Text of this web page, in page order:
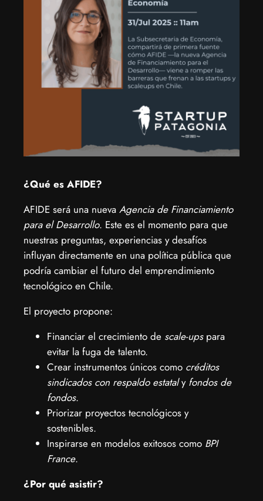
¿Qué es AFIDE?
​AFIDE será una nueva Agencia de Financiamiento
para el Desarrollo. Este es el momento para que
nuestras preguntas, experiencias y desafíos
influyan directamente en una política pública que
podría cambiar el futuro del emprendimiento
tecnológico en Chile.
​El proyecto propone:
​Financiar el crecimiento de scale-upspara
evitar la fuga de talento.
​Crear instrumentos únicos como créditos
sindicados con respaldo estataly fondos de
fondos.
​Priorizar proyectos tecnológicos y
sostenibles.
​Inspirarse en modelos exitosos como BPI
France.
¿Por qué asistir?